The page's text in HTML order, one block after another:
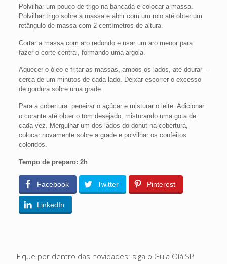
Polvilhar um pouco de trigo na bancada e colocar a massa.
Polvilhar trigo sobre a massa e abrir com um rolo até obter um
retângulo de massa com 2 centímetros de altura.
Cortar a massa com aro redondo e usar um aro menor para
fazer o corte central, formando uma argola.
Aquecer o óleo e fritar as massas, ambos os lados, até dourar –
cerca de um minutos de cada lado. Deixar escorrer o excesso
de gordura sobre uma grade.
Para a cobertura: peneirar o açúcar e misturar o leite. Adicionar
o corante até obter o tom desejado, misturando uma gota de
cada vez. Mergulhar um dos lados do donut na cobertura,
colocar novamente sobre a grade e polvilhar os confeitos
coloridos.
Tempo de preparo: 2h
Facebook Twitter Pinterest
LinkedIn
Fique por dentro das novidades: siga o Guia Olá!SP